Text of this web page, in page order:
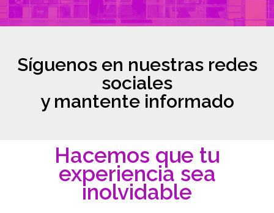
Síguenos en nuestras redes
sociales
y mantente informado
Hacemos que tu
experiencia sea
inolvidable